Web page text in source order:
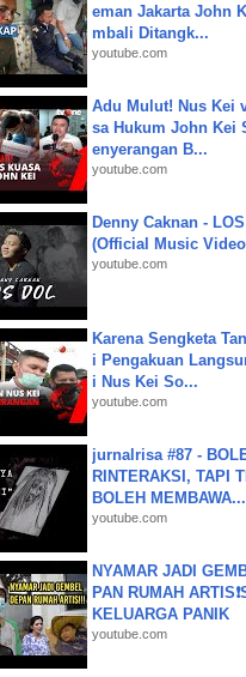
eman Jakarta John
mbali Ditangk...
youtube.com
Adu Mulut! Nus Kei
sa Hukum John Kei
enyerangan B...
youtube.com
Denny Caknan -
(Official Music
youtube.com
Karena Sengketa
i Pengakuan
i Nus Kei So...
youtube.com
jurnalrisa #87 -
RINTERAKSI, TAPI
BOLEH MEMBAWA...
youtube.com
NYAMAR JADI
PAN RUMAH
KELUARGA PANIK
youtube.com